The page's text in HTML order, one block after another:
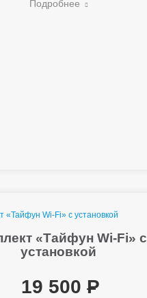
Подробнее
«Тайфун Wi-Fi» с
установкой
19 500